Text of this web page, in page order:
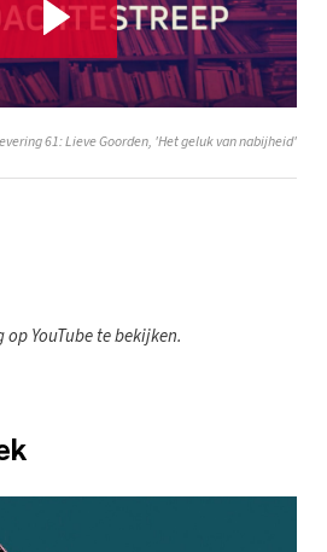
61: Lieve Goorden, 'Het geluk van nabijheid'
YouTube te bekijken.